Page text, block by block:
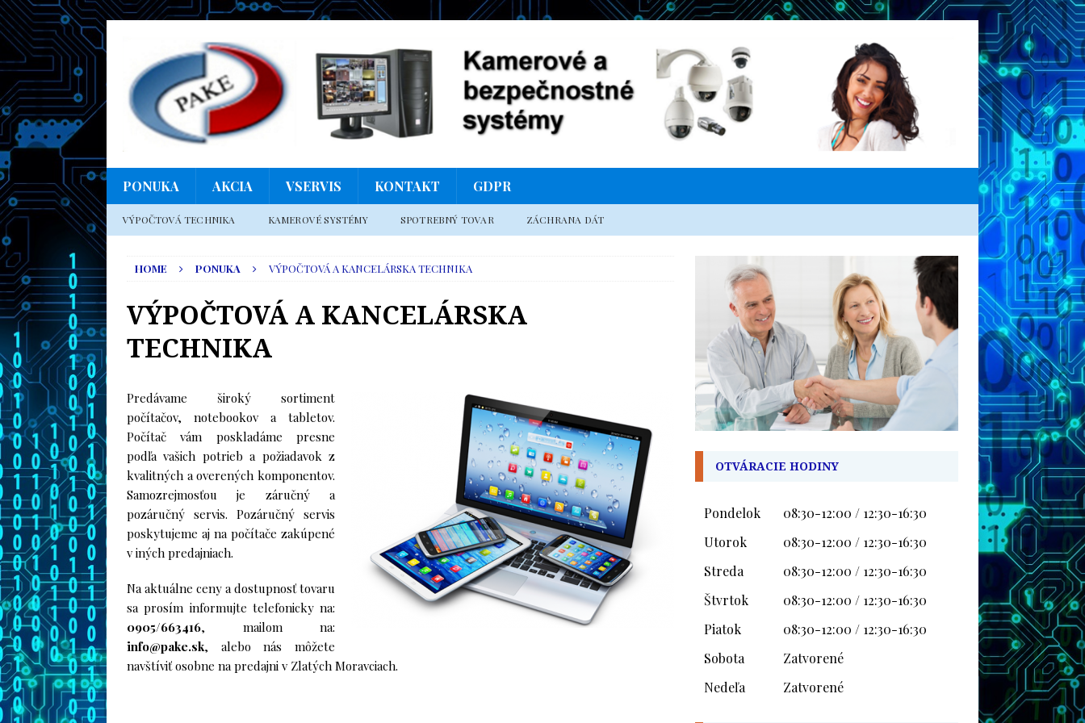
PONUKA AKCIA VSERVIS KONTAKT GDPR
VÝPOČTOVÁ TECHNIKA KAMEROVÉ SYSTÉMY SPOTREBNÝ TOVAR ZÁCHRANA DÁT
HOME PONUKA VÝPOČTOVÁ A KANCELÁRSKA TECHNIKA
VÝPOČTOVÁ A KANCELÁRSKA
TECHNIKA
Predávame široký sortiment
počítačov, notebookov a tabletov.
Počítač vám poskladáme presne
podľa vašich potrieb a požiadavok z
kvalitných a overených komponentov.
Samozrejmosťou je záručný a
pozáručný servis. Pozáručný servis
poskytujeme aj na počítače zakúpené
v iných predajniach.
Na aktuálne ceny a dostupnosť tovaru
sa prosím informujte telefonicky na:
0905/663416, mailom na:
info@pake.sk, alebo nás môžete
navštíviť osobne na predajni v Zlatých Moravciach.
OTVÁRACIE HODINY
Pondelok
08:30-12:00 / 12:30-16:30
Utorok
08:30-12:00 / 12:30-16:30
Streda
08:30-12:00 / 12:30-16:30
Štvrtok
08:30-12:00 / 12:30-16:30
Piatok
08:30-12:00 / 12:30-16:30
Sobota
Zatvorené
Nedeľa
Zatvorené